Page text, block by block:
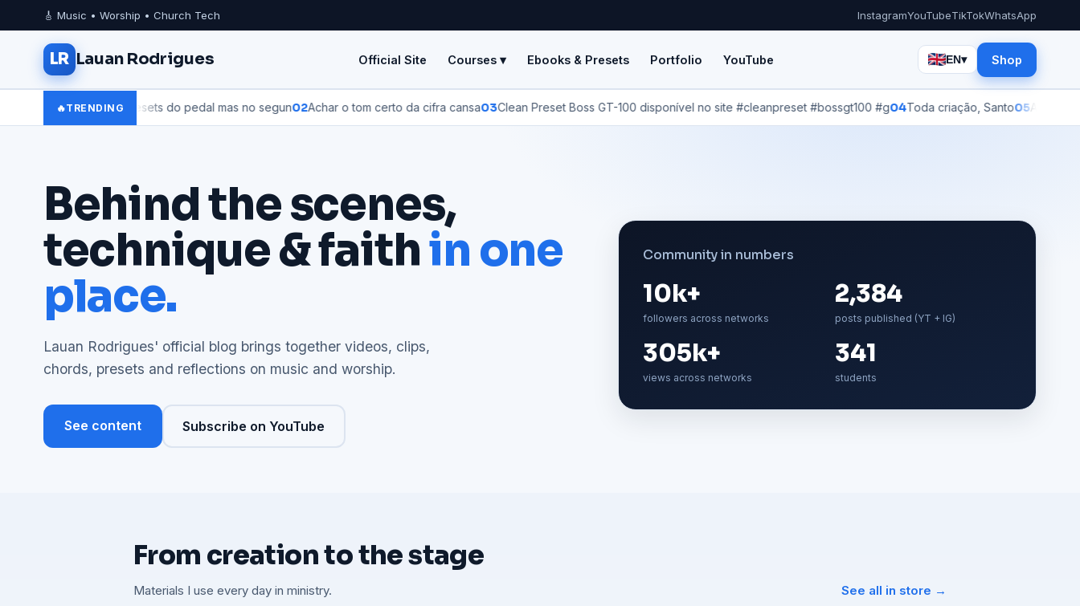
🎸 Music • Worship • Church Tech InstagramYouTubeTikTokWhatsApp
LR Lauan Rodrigues Official Site Courses ▾ Ebooks & Presets Portfolio YouTube EN▾ Shop
🔥TRENDING
dos presets do pedal mas no segun02Achar o tom certo da cifra cansa03Clean Preset Boss GT-100 disponível no site #cleanpreset #bossgt100 #g04Toda criação, Santo05 A adoração que
Behind the scenes,
technique & faithin one
place.
Lauan Rodrigues' official blog brings together videos, clips,
chords, presets and reflections on music and worship.
See content Subscribe on YouTube
Community in numbers
10k+
followers across networks
2,384
posts published (YT + IG)
305k+
views across networks
341
students
From creation to the stage
Materials I use every day in ministry. See all in store →